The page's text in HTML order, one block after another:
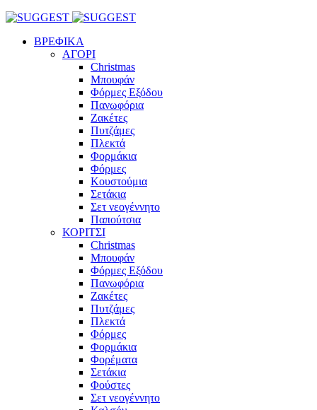
ΒΡΕΦΙΚΑ
ΑΓΟΡΙ
Christmas
Μπουφάν
Φόρμες Εξόδου
Πανωφόρια
Ζακέτες
Πυτζάμες
Πλεκτά
Φορμάκια
Φόρμες
Κουστούμια
Σετάκια
Σετ νεογέννητο
Παπούτσια
ΚΟΡΙΤΣΙ
Christmas
Μπουφάν
Φόρμες Εξόδου
Πανωφόρια
Ζακέτες
Πυτζάμες
Πλεκτά
Φόρμες
Φορμάκια
Φορέματα
Σετάκια
Φούστες
Σετ νεογέννητο